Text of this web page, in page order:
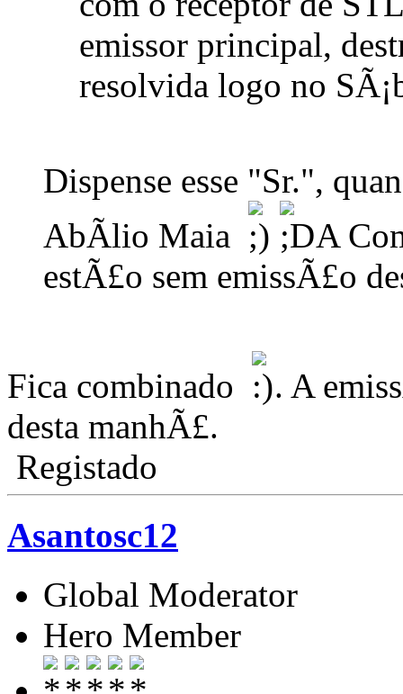
emissor principal,
resolvida logo no
Dispense esse "Sr.",
AbÃ­lio Maia
A
estÃ£o sem emissÃ£o
Fica combinado
. A
desta manhÃ£.
Registado
Asantosc12
Global Moderator
Hero Member